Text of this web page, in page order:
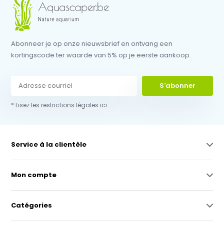
Abonneer je op onze nieuwsbrief en ontvang een
kortingscode ter waarde van 5% op je eerste aankoop.
S'abonner
* Lisez les restrictions légales ici
Service à la clientèle
Mon compte
Catégories